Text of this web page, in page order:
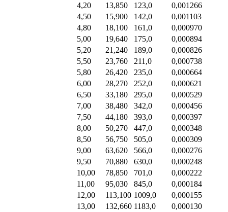
4,20
13,850 123,0
0,001266
4,50
15,900 142,0
0,001103
4,80
18,100 161,0
0,000970
5,00
19,640 175,0
0,000894
5,20
21,240 189,0
0,000826
5,50
23,760 211,0
0,000738
5,80
26,420 235,0
0,000664
6,00
28,270 252,0
0,000621
6,50
33,180 295,0
0,000529
7,00
38,480 342,0
0,000456
7,50
44,180 393,0
0,000397
8,00
50,270 447,0
0,000348
8,50
56,750 505,0
0,000309
9,00
63,620 566,0
0,000276
9,50
70,880 630,0
0,000248
10,00
78,850 701,0
0,000222
11,00
95,030 845,0
0,000184
12,00
113,100 1009,0
0,000155
13,00
132,660 1183,0
0,000130